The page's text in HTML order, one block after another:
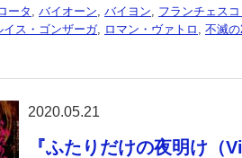
ータ, バイオーン, バイヨン, フランチェス
イス・ゴンザーガ, ロマン・ヴァトロ , 不滅
2020.05.21
『ふたりだけの夜明け